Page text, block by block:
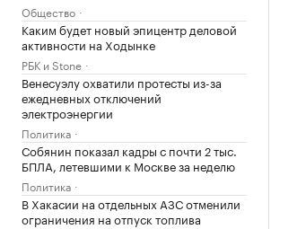
Общество
Каким будет новый эпицентр деловой
активности на Ходынке
РБК и Stone
Венесуэлу охватили протесты из-за
ежедневных отключений
электроэнергии
Политика
Собянин показал кадры с почти 2 тыс.
БПЛА, летевшими к Москве за неделю
Политика
В Хакасии на отдельных АЗС отменили
ограничения на отпуск топлива